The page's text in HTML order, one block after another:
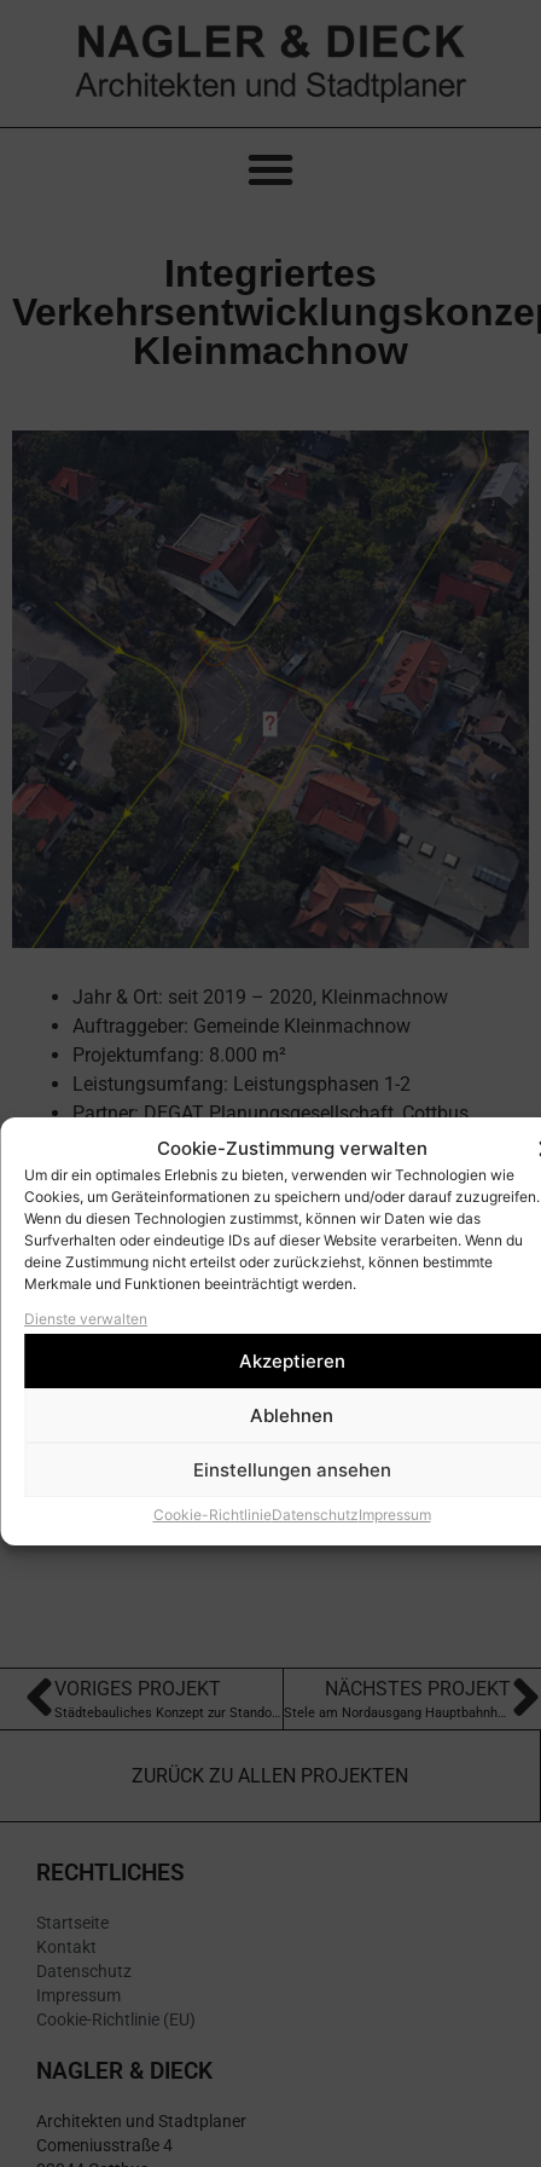
Cookie-Zustimmung verwalten
Um dir ein optimales Erlebnis zu bieten, verwenden wir Technologien wie
Cookies, um Geräteinformationen zu speichern und/oder darauf zuzugreifen.
Wenn du diesen Technologien zustimmst, können wir Daten wie das
Surfverhalten oder eindeutige IDs auf dieser Website verarbeiten. Wenn du
deine Zustimmung nicht erteilst oder zurückziehst, können bestimmte
Merkmale und Funktionen beeinträchtigt werden.
Dienste verwalten
Akzeptieren
Ablehnen
Einstellungen ansehen
Cookie-RichtlinieDatenschutzImpressum
Integriertes
Kleinmachnow
Jahr & Ort: seit 2019 – 2020, Kleinmachnow
Auftraggeber: Gemeinde Kleinmachnow
Projektumfang: 8.000 m²
Leistungsumfang: Leistungsphasen 1-2
Partner: DEGAT Planungsgesellschaft, Cottbus
In Umsetzung des Integrierten
Verkehrsentwicklungskonzeptes (IVK) der Gemeinde
Kleinmachnow sollen einzelne räumliche
Handlungsschwerpunkte konkret beplant werden. Für die
Bereiche Zehlendorfer Damm / Thomas-Müntzer-Damm
und Karl-Marx-Allee / OdF-Platz werden, ausgehend von
einer umfangreichen Analyse, konkrete Vorschläge zur
Umgestaltung des Straßenraums sowie der Platzanlage
verkehrliche Aspekte integriert zu betrachten.
Hauptaugenmerk liegt dabei auf der sicheren und
akzeptierten Integration des Radverkehrs bei gleichzeitiger
Berücksichtigung des speziellen Ortsbildes.
ZURÜCK ZU ALLEN PROJEKTEN
VORIGES PROJEKT
Städtebauliches Konzept zur Standortentwicklung für außeruniversitäre Forschungseinrichtungen, Cottbus
NÄCHSTES PROJEKT
Stele am Nordausgang Hauptbahnhof, Cottbus
RECHTLICHES
Startseite
Kontakt
Datenschutz
Impressum
Cookie-Richtlinie (EU)
NAGLER & DIECK
Architekten und Stadtplaner
Comeniusstraße 4